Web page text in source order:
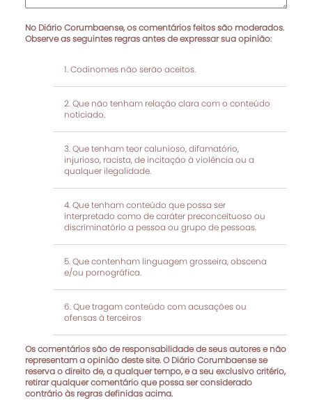
No Diário Corumbaense, os comentários feitos são moderados.
Observe as seguintes regras antes de expressar sua opinião:
Codinomes não serão aceitos.
Que não tenham relação clara com o conteúdo
noticiado.
Que tenham teor calunioso, difamatório,
injurioso, racista, de incitação à violência ou a
qualquer ilegalidade.
Que tenham conteúdo que possa ser
interpretado como de caráter preconceituoso ou
discriminatório a pessoa ou grupo de pessoas.
Que contenham linguagem grosseira, obscena
e/ou pornográfica.
Que tragam conteúdo com acusações ou
ofensas à terceiros
Os comentários são de responsabilidade de seus autores e não
representam a opinião deste site. O Diário Corumbaense se
reserva o direito de, a qualquer tempo, e a seu exclusivo critério,
retirar qualquer comentário que possa ser considerado
contrário às regras definidas acima.